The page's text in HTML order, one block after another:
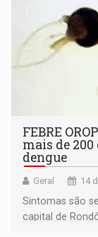
FEBRE
mais de
dengue
Geral 14
Sintomas são
capital de